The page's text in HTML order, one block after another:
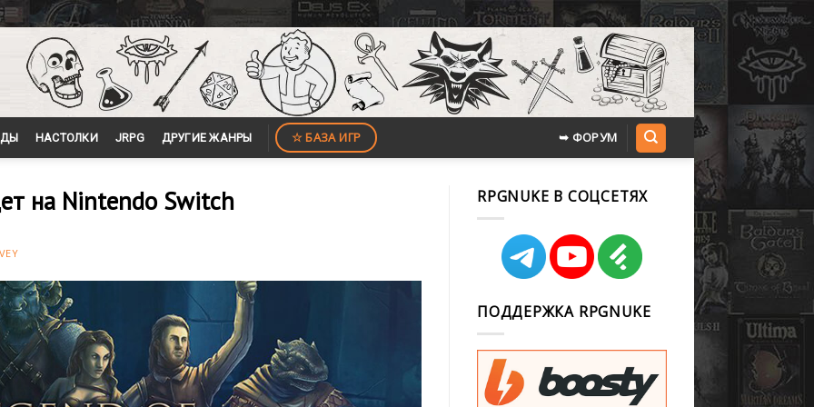
НАСТОЛКИ JRPG ДРУГИЕ ЖАНРЫ ☆ БАЗА ИГР ➥ ФОРУМ
на Nintendo Switch RPGNUKE В СОЦСЕТЯХ
ПОДДЕРЖКА RPGNUKE